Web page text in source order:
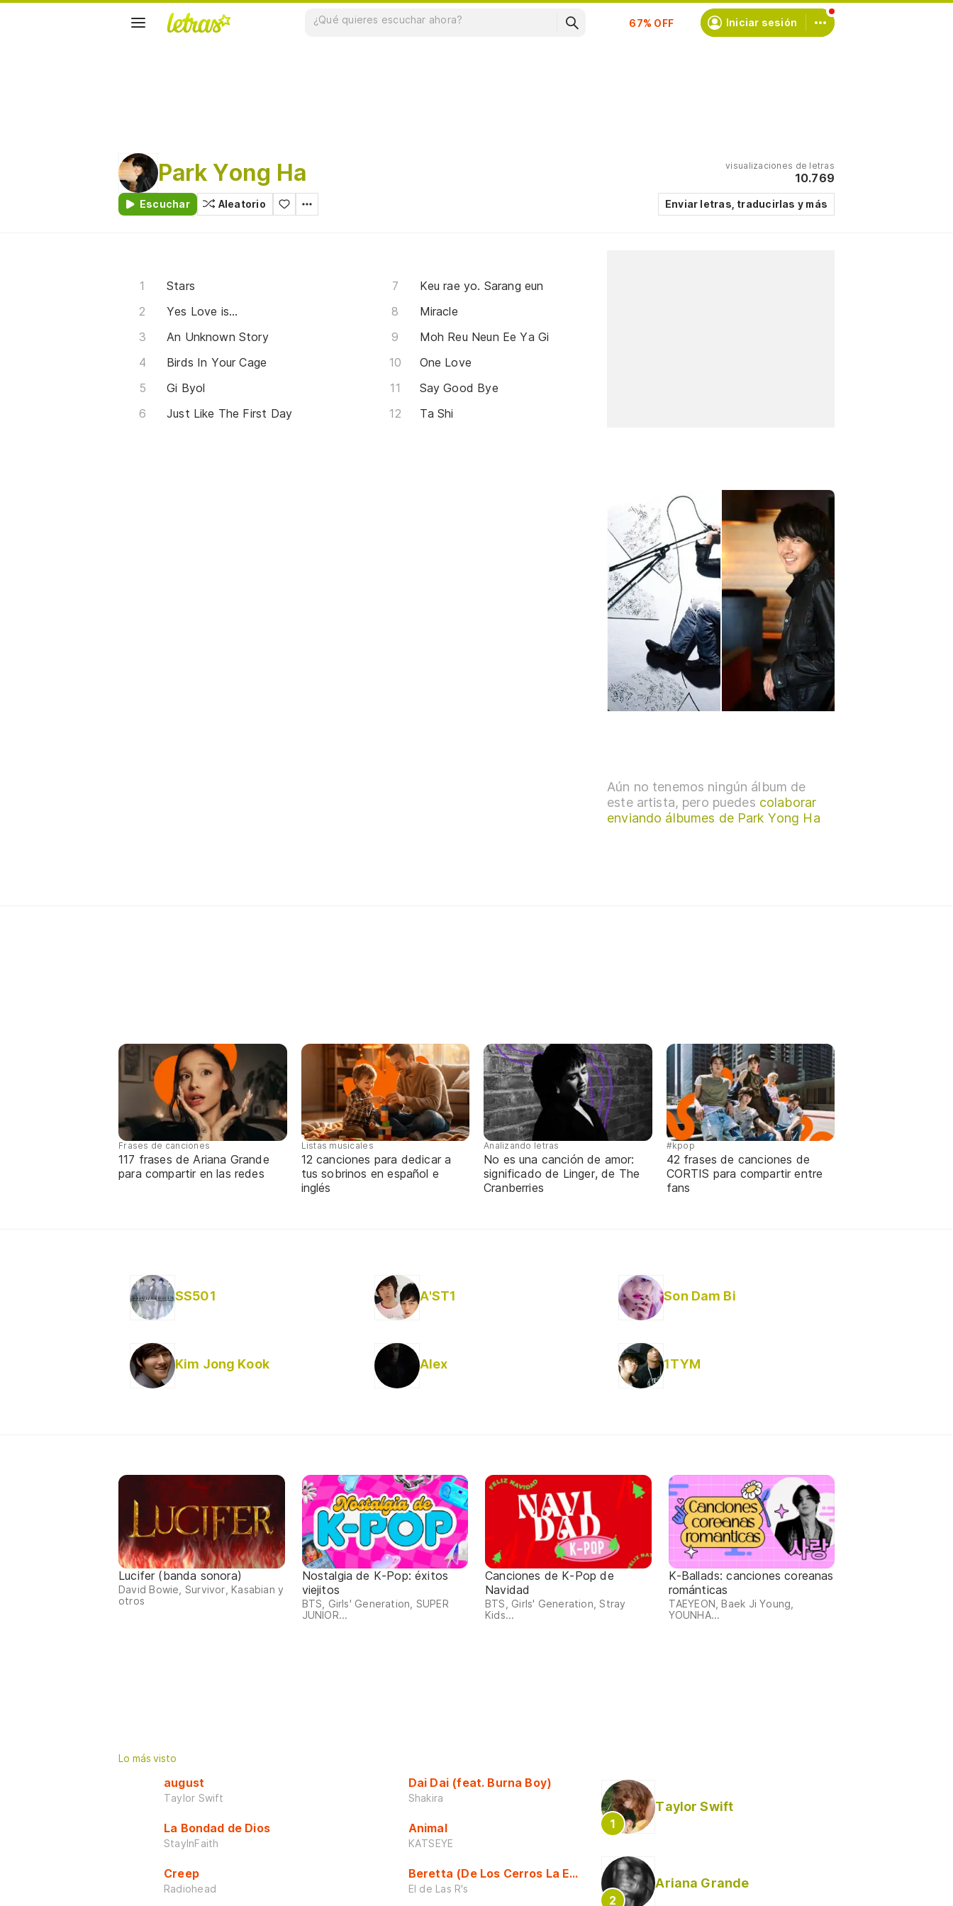
Suscríbete Iniciar sesión
Park Yong Ha
Escuchar Aleatorio
visualizaciones de letras
10.769
Enviar letras, traducirlas y más
Stars
Yes Love is...
An Unknown Story
Birds In Your Cage
Gi Byol
Just Like The First Day
Keu rae yo. Sarang eun
Miracle
Moh Reu Neun Ee Ya Gi
One Love
Say Good Bye
Ta Shi
Aún no tenemos ningún álbum de
este artista, pero puedes colaborar
enviando álbumes de Park Yong Ha
Frases de canciones
117 frases de Ariana Grande
para compartir en las redes
Listas musicales
12 canciones para dedicar a
tus sobrinos en español e
inglés
Analizando letras
No es una canción de amor:
significado de Linger, de The
Cranberries
#kpop
42 frases de canciones de
CORTIS para compartir entre
fans
SS501 A'ST1 Son Dam Bi
Kim Jong Kook Alex 1TYM
Lucifer (banda sonora)
David Bowie, Survivor, Kasabian y
otros
Nostalgia de K-Pop: éxitos
viejitos
BTS, Girls' Generation, SUPER
JUNIOR...
Canciones de K-Pop de
Navidad
BTS, Girls' Generation, Stray
Kids...
K-Ballads: canciones coreanas
románticas
TAEYEON, Baek Ji Young,
YOUNHA...
Lo más visto
august
Taylor Swift
La Bondad de Dios
StayInFaith
Creep
Radiohead
Dai Dai (feat. Burna Boy)
Shakira
Animal
KATSEYE
Beretta (De Los Cerros La Escuela)
El de Las R's
Taylor Swift
Ariana Grande